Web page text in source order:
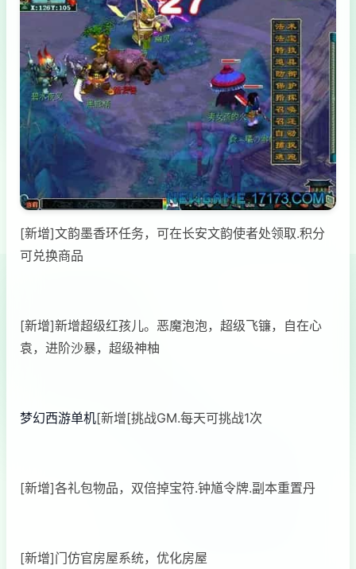
[新增]文韵墨香环任务，可在长安文韵使者处领取.积分
可兑换商品
[新增]新增超级红孩儿。恶魔泡泡，超级飞镰，自在心
袁，进阶沙暴，超级神柚
梦幻西游单机[新增[挑战GM.每天可挑战1次
[新增]各礼包物品，双倍掉宝符.钟馗令牌.副本重置丹
[新增]门仿官房屋系统，优化房屋